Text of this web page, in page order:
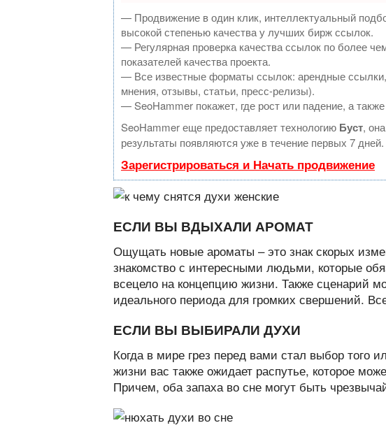
— Продвижение в один клик, интеллектуальный
высокой степенью качества у лучших бирж ссылок.
— Регулярная проверка качества ссылок по более
показателей качества проекта.
— Все известные форматы ссылок: арендные
мнения, отзывы, статьи, пресс-релизы).
— SeoHammer покажет, где рост или падение, а
SeoHammer еще предоставляет технологию Буст,
результаты появляются уже в течение первых 7 дней.
Зарегистрироваться и Начать продвижение
ЕСЛИ ВЫ ВДЫХАЛИ АРОМАТ
Ощущать новые ароматы – это знак скорых
знакомство с интересными людьми, которые
всецело на концепцию жизни. Также сценарий
идеального периода для громких свершений.
ЕСЛИ ВЫ ВЫБИРАЛИ ДУХИ
Когда в мире грез перед вами стал выбор того
жизни вас также ожидает распутье, которое
Причем, оба запаха во сне могут быть